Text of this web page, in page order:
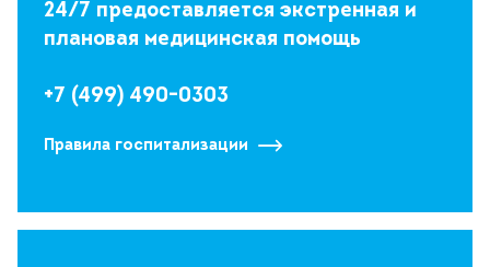
24/7 предоставляется экстренная и
плановая медицинская помощь
+7 (499) 490-0303
Правила госпитализации